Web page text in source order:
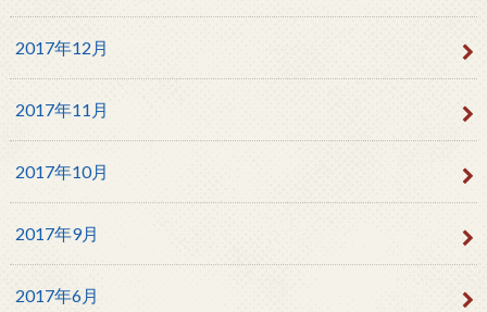
2017年12月
2017年11月
2017年10月
2017年9月
2017年6月